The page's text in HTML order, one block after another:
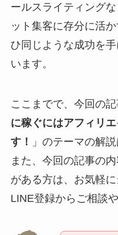
ールスライティング
ット集客に存分に活
ひ同じような成功を
います。
ここまでで、今回の記
に稼ぐにはアフィリ
す！
」のテーマの解
また、今回の記事の
がある方は、お気軽
LINE登録からご相談